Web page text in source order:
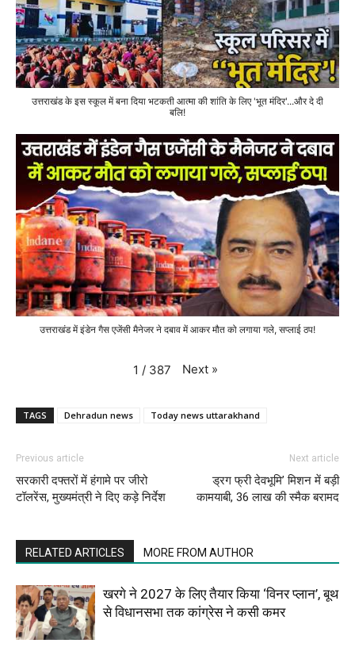
उत्तराखंड के इस स्कूल में बना दिया भटकती आत्मा की शांति के लिए 'भूत मंदिर'...और दे दी
बलि!
उत्तराखंड में इंडेन गैस एजेंसी मैनेजर ने दबाव में आकर मौत को लगाया गले, सप्लाई ठप!
1 / 387 Next »
TAGS Dehradun news Today news uttarakhand
Previous article
सरकारी दफ्तरों में हंगामे पर जीरो
टॉलरेंस, मुख्यमंत्री ने दिए कड़े निर्देश
Next article
ड्रग फ्री देवभूमि’ मिशन में बड़ी
कामयाबी, 36 लाख की स्मैक बरामद
RELATED ARTICLES MORE FROM AUTHOR
खरगे ने 2027 के लिए तैयार किया ‘विनर प्लान’, बूथ
से विधानसभा तक कांग्रेस ने कसी कमर